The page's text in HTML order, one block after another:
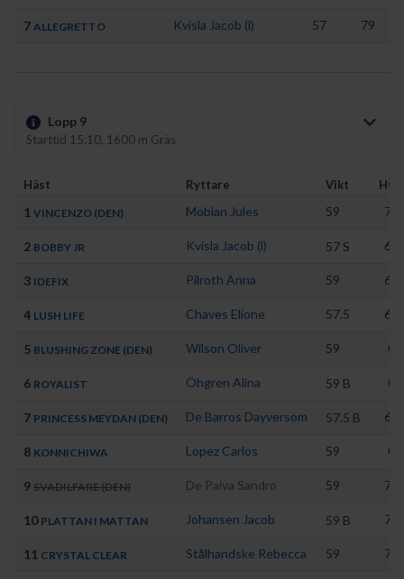
7 ALLEGRETTO Kvisla Jacob (l) 57 79
Lopp 9
Starttid 15:10, 1600 m Gräs
Häst Ryttare Vikt HCP
1 VINCENZO (DEN) Mobian Jules 59 71
2 BOBBY JR Kvisla Jacob (l) 57 S 66
3 IDEFIX Pilroth Anna 59 66
4 LUSH LIFE Chaves Elione 57.5 68
5 BLUSHING ZONE (DEN) Wilson Oliver 59 0
6 ROYALIST Öhgren Alina 59 B 0
7 PRINCESS MEYDAN (DEN) De Barros Dayversom 57.5 B 65
8 KONNICHIWA Lopez Carlos 59 0
9 SVADILFARE (DEN) De Paiva Sandro 59 74
10 PLATTAN I MATTAN Johansen Jacob 59 B 75
11 CRYSTAL CLEAR Stålhandske Rebecca 59 71